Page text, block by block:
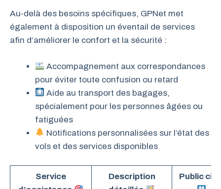
Au-delà des besoins spécifiques, GPNet met
également à disposition un éventail de services
afin d’améliorer le confort et la sécurité :
Accompagnement aux correspondances
pour éviter toute confusion ou retard
Aide au transport des bagages,
spécialement pour les personnes âgées ou
fatiguées
Notifications personnalisées sur l’état des
vols et des services disponibles
Service
Description
Public